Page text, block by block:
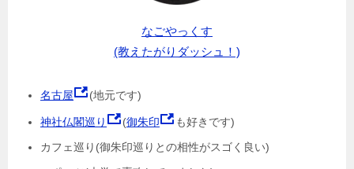
なごやっくす
(教えたがりダッシュ！)
名古屋 (地元です)
神社仏閣巡り (御朱印
も好きです)
カフェ巡り(御朱印巡りとの相性がスゴく良い)